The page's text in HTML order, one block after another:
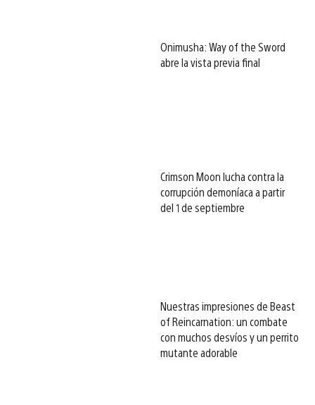
Onimusha: Way of the Sword
abre la vista previa final
Crimson Moon lucha contra la
corrupción demoníaca a partir
del 1 de septiembre
Nuestras impresiones de Beast
of Reincarnation: un combate
con muchos desvíos y un perrito
mutante adorable